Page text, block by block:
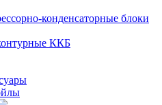
конденсаторные блоки
ККБ